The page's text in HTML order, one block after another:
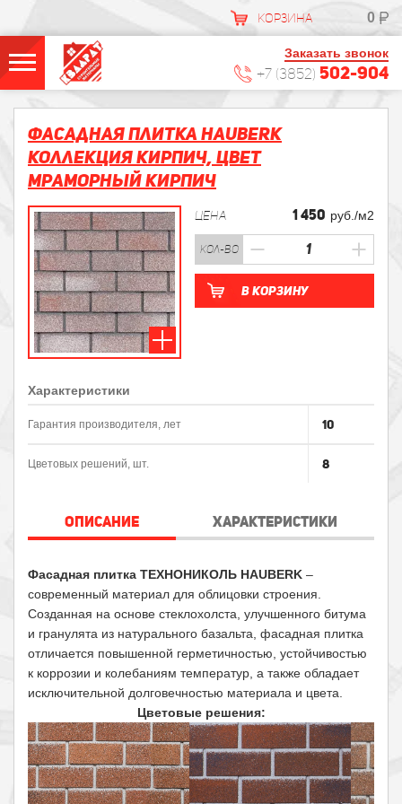
КОРЗИНА 0
Заказать звонок
+7 (3852) 502-904
Фасадная плитка HAUBERK
Коллекция Кирпич, цвет
Мраморный кирпич
ЦЕНА 1 450 руб./м2
кол-во
В корзину
Характеристики
Гарантия производителя, лет 10
Цветовых решений, шт. 8
ОПИСАНИЕ ХАРАКТЕРИСТИКИ
Фасадная плитка ТЕХНОНИКОЛЬ HAUBERK –
современный материал для облицовки строения.
Созданная на основе стеклохолста, улучшенного битума
и гранулята из натурального базальта, фасадная плитка
отличается повышенной герметичностью, устойчивостью
к коррозии и колебаниям температур, а также обладает
исключительной долговечностью материала и цвета.
Цветовые решения: